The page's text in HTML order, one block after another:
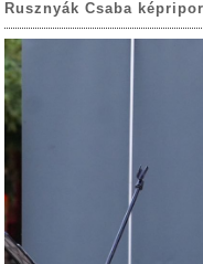
Rusznyák Csaba